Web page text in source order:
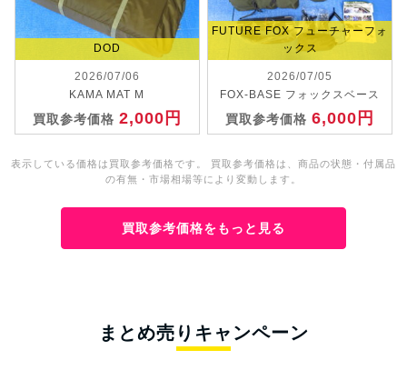
DOD
2026/07/06
KAMA MAT M
買取参考価格 2,000円
FUTURE FOX フューチャーフォ
ックス
2026/07/05
FOX-BASE フォックスベース
買取参考価格6,000円
表示している価格は買取参考価格です。 買取参考価格は、商品の状態・付属品
の有無・市場相場等により変動します。
買取参考価格をもっと見る
まとめ売りキャンペーン